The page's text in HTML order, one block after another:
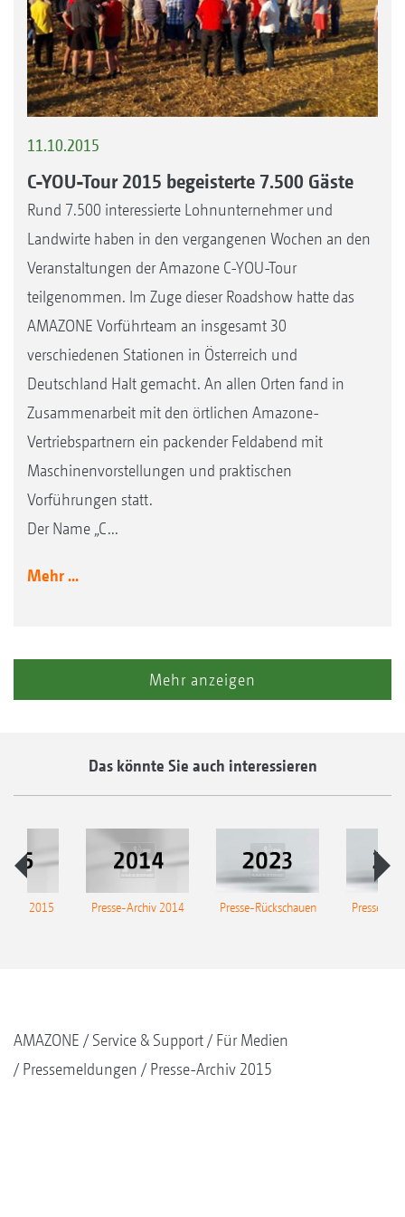
11.10.2015
C-YOU-Tour 2015 begeisterte 7.500 Gäste
Rund 7.500 interessierte Lohnunternehmer und
Landwirte haben in den vergangenen Wochen an den
Veranstaltungen der Amazone C-YOU-Tour
teilgenommen. Im Zuge dieser Roadshow hatte das
AMAZONE Vorführteam an insgesamt 30
verschiedenen Stationen in Österreich und
Deutschland Halt gemacht. An allen Orten fand in
Zusammenarbeit mit den örtlichen Amazone-
Vertriebspartnern ein packender Feldabend mit
Maschinenvorstellungen und praktischen
Vorführungen statt.
Der Name „C...
Mehr ...
Mehr anzeigen
Das könnte Sie auch interessieren
2015 Presse-Archiv 2014 Presse-Rückschauen Presse-
AMAZONE Service & Support
Für Medien
Pressemeldungen
Presse-Archiv 2015